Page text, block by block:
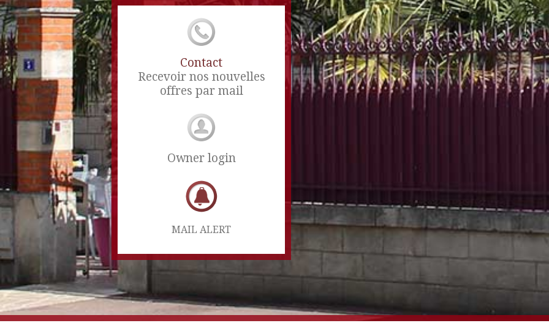
Contact
Recevoir nos nouvelles
offres par mail
Owner login
MAIL ALERT